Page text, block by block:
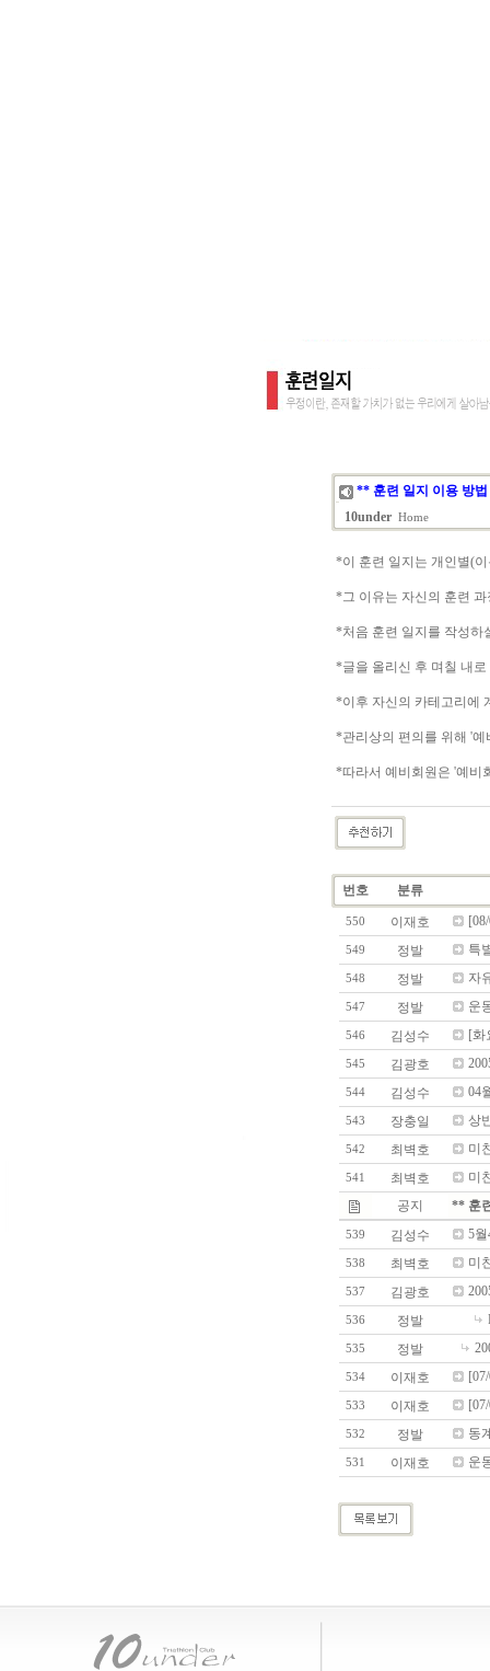
** 훈련 일지 이용 방
10under Home
*이 훈련 일지는 개인별(
*그 이유는 자신의 훈련
*처음 훈련 일지를 작성하
*글을 올리신 후 며칠 내
*이후 자신의 카테고리에
*관리상의 편의를 위해 '
*따라서 예비회원은 '예비
번호 분류
550 이재호
549 정발 특
548 정발 자
547 정발 운
546 김성수 [화
545 김광호
544 김성수 04
543 장충일 상
542 최벽호 미
541 최벽호
미
공지
** 훈
539 김성수 5
538 최벽호 미
537 김광호
536 정발
535 정발
534 이재호
533 이재호
532 정발 동
531 이재호 운